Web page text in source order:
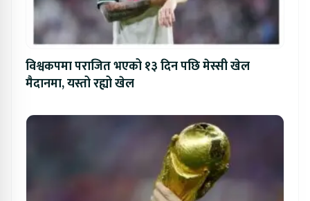
विश्वकपमा पराजित भएको १३ दिन पछि मेस्सी खेल
मैदानमा, यस्तो रह्यो खेल